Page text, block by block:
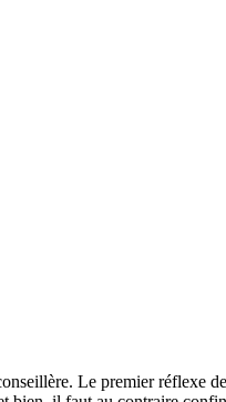
Le premier réflexe